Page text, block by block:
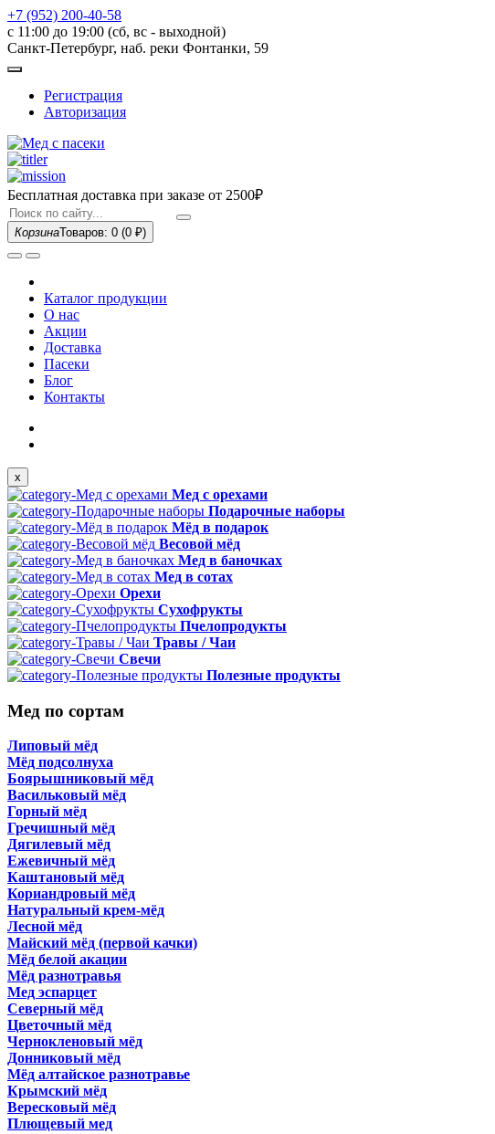
+7 (952) 200-40-58
с 11:00 до 19:00 (сб, вс - выходной)
Санкт-Петербург, наб. реки Фонтанки, 59
Регистрация
Авторизация
Бесплатная доставка при заказе от 2500₽
КорзинаТоваров: 0 (0 ₽)
Каталог продукции
О нас
Акции
Доставка
Пасеки
Блог
Контакты
x
Мед с орехами
Подарочные наборы
Мёд в подарок
Весовой мёд
Мед в баночках
Мед в сотах
Орехи
Сухофрукты
Пчелопродукты
Травы / Чаи
Свечи
Полезные продукты
Мед по сортам
Липовый мёд
Мёд подсолнуха
Боярышниковый мёд
Васильковый мёд
Горный мёд
Гречишный мёд
Дягилевый мёд
Ежевичный мёд
Каштановый мёд
Кориандровый мёд
Натуральный крем-мёд
Лесной мёд
Майский мёд (первой качки)
Мёд белой акации
Мёд разнотравья
Мед эспарцет
Северный мёд
Цветочный мёд
Чернокленовый мёд
Донниковый мёд
Мёд алтайское разнотравье
Крымский мёд
Вересковый мёд
Плющевый мед